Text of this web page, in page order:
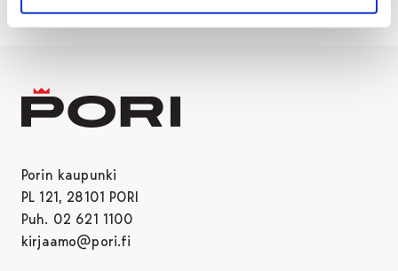
Porin kaupunki
PL 121, 28101 PORI
Puh. 02 621 1100
kirjaamo@pori.fi